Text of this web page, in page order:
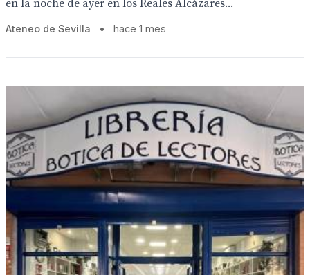
en la noche de ayer en los Reales Alcázares...
Ateneo de Sevilla • hace 1 mes